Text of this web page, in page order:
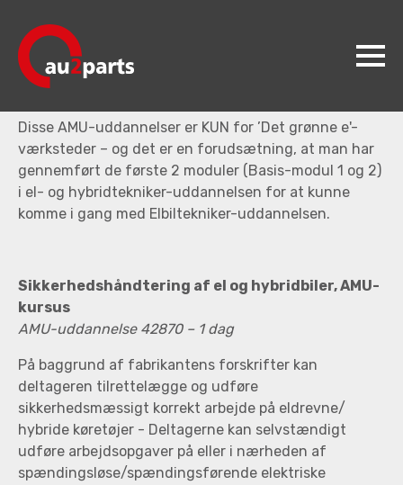
au2parts
Produkter
Videncenter
Kontakt
Jobs
Elbiltekniker
ELBILTEKNIKER
Elbiltekniker
Disse AMU-uddannelser er KUN for ’Det grønne e'-
værksteder – og det er en forudsætning, at man har
gennemført de første 2 moduler (Basis-modul 1 og 2)
i el- og hybridtekniker-uddannelsen for at kunne
komme i gang med Elbiltekniker-uddannelsen.
Sikkerhedshåndtering af el og hybridbiler, AMU-
kursus
AMU-uddannelse 42870 – 1 dag
På baggrund af fabrikantens forskrifter kan
deltageren tilrettelægge og udføre
sikkerhedsmæssigt korrekt arbejde på eldrevne/
hybride køretøjer - Deltagerne kan selvstændigt
udføre arbejdsopgaver på eller i nærheden af
spændingsløse/spændingsførende elektriske